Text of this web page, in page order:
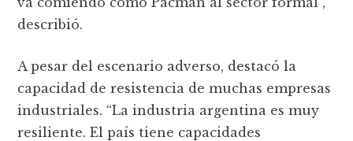
describió.
A pesar del escenario adverso, destacó la
capacidad de resistencia de muchas empresas
industriales. “La industria argentina es muy
resiliente. El país tiene capacidades